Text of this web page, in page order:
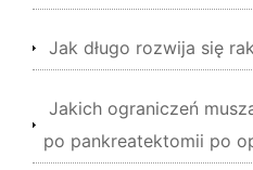
Jak długo rozwija się
Jakich ograniczeń
po pankreatektomii po